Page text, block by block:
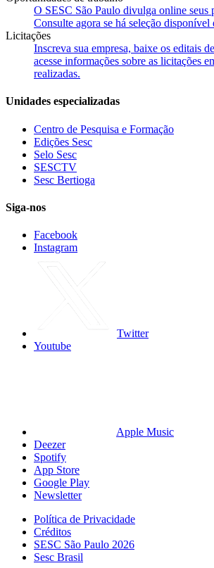
O SESC São Paulo divulga online seus
Consulte agora se há seleção disponível
Licitações
Inscreva sua empresa, baixe os editais
acesse informações sobre as licitações
realizadas.
Unidades especializadas
Centro de Pesquisa e Formação
Edições Sesc
Selo Sesc
SESCTV
Sesc Bertioga
Siga-nos
Facebook
Instagram
Twitter
Youtube
Apple Music
Deezer
Spotify
App Store
Google Play
Newsletter
Política de Privacidade
Créditos
SESC São Paulo 2026
Sesc Brasil